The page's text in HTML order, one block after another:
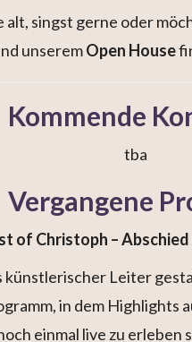
alt, singst gerne oder
unseremOpen House
Kommende
tba
Vergangene
of Christoph –
künstlerischer Leiter
in dem Highlights
einmal live zu erleben